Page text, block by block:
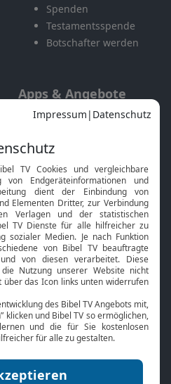
Spenden
Testamentsspende
Botschafter werden
Apps & Angebote
Mobile App
Smart TV
HbbTV
Bibelthek Online-Bibel
Nächster Gottesdienst
Service
Kontakt
TV-Empfang